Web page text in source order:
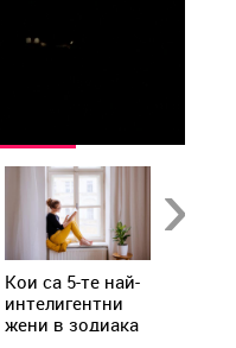
Кои са 5-те най-
интелигентни
жени в зодиака